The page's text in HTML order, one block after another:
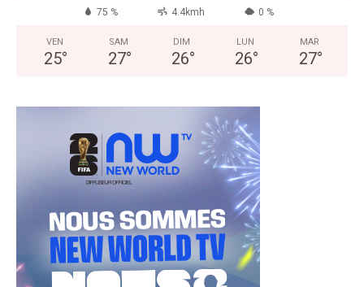
75 % 4.4kmh 0 %
VEN
25°
SAM
27°
DIM
26°
LUN
26°
MAR
27°